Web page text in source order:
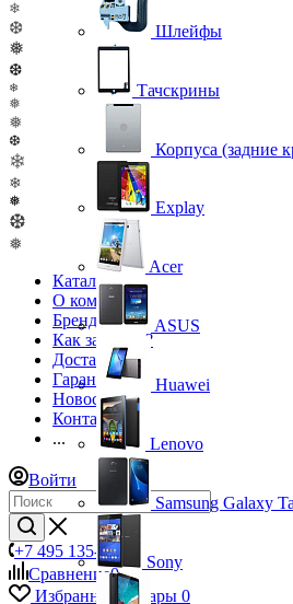
❄
❆
❅
❆
❄
❅
❅
❆
❄
❄
❅
❆
❅
Каталог
О компании
Бренды
Как заказать?
Доставка
Гарантия
Новости
Контакты
...
Войти
+7 495 135-39-43
Сравнение0
Избранные товары 0
Шлейфы
Тачскрины
Корпуса (задние
Explay
Acer
ASUS
Huawei
Lenovo
Samsung Galaxy
Sony